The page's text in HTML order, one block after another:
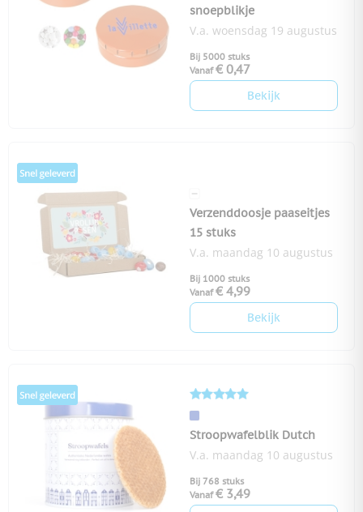
snoepblikje
V.a. woensdag 19 augustus
Bij 5000 stuks
Vanaf € 0,47
Bekijk
Verzenddoosje paaseitjes
15 stuks
V.a. maandag 10 augustus
Bij 1000 stuks
Vanaf € 4,99
Bekijk
Stroopwafelblik Dutch
V.a. maandag 10 augustus
Bij 768 stuks
Vanaf € 3,49